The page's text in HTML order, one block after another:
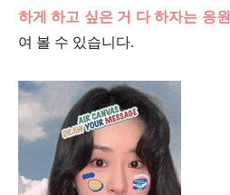
하게 하고 싶은 거 다 하자는 응
여 볼 수 있습니다.